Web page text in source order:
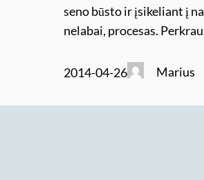
seno būsto ir įsikeliant į
nelabai, procesas.
2014-04-26 Marius